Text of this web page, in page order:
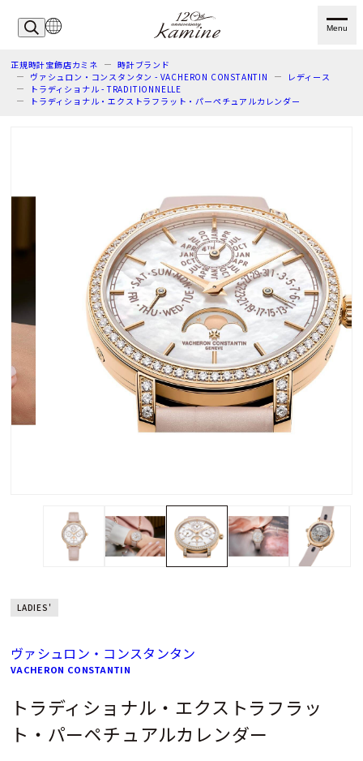
Menu
正規時計宝飾店カミネ
時計ブランド
ヴァシュロン・コンスタンタン - VACHERON CONSTANTIN
レディース
トラディショナル - TRADITIONNELLE
トラディショナル・エクストラフラット・パーペチュアルカレンダー
LADIES'
ヴァシュロン・コンスタンタン
VACHERON CONSTANTIN
トラディショナル・エクストラフラッ
ト・パーペチュアルカレンダー